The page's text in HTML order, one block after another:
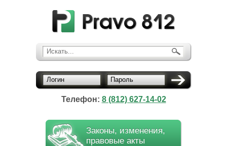
Искать...
Логин Пароль
Телефон: 8 (812) 627-14-02
Законы, изменения,
правовые акты